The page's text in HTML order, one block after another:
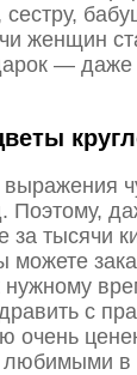
женщин
— даже
Поэтому,
за тысячи
можете
нужному
с
очень
любимыми